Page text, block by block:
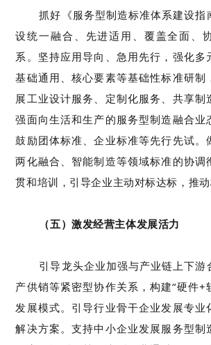
抓好 《服务型制造标准体系建设指
设统一融合、先进适用、覆盖全面、
系 。 坚持应用导向、急用先行，强化多
基础通用、核心要素等基础性标准研制
展工业设计服务、定制化服务、共享制
强面向生活和生产的服务型制造融合业
鼓励团体标准、企业标准等先行先试。
两化融合、 智能制造等领域标准的协调
贯和培训，引导企业主动对标达标，推动
（五）激发经营主体发展活力
引导龙头企业加强与产业链上下游
产供销等紧密型协作关系 ，构建“硬件+
发展模式。引导行业骨干企业发展专业
解决方案。支持中小企业发展 服务型制